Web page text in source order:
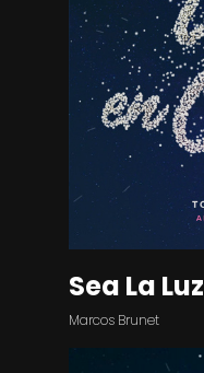
Sea La Luz
Marcos Brunet